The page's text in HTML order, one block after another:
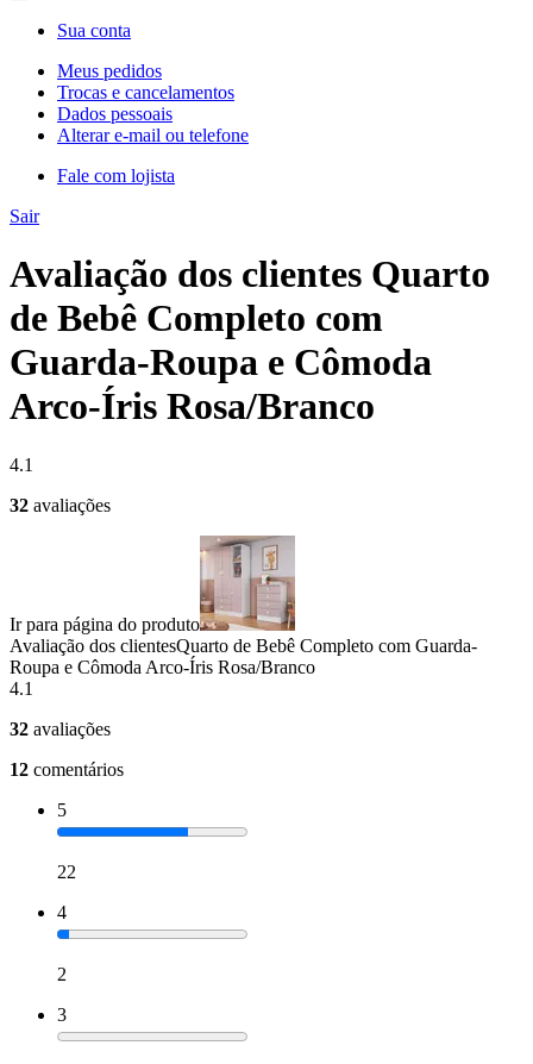
Sua conta
Meus pedidos
Trocas e cancelamentos
Dados pessoais
Alterar e-mail ou telefone
Fale com lojista
Sair
Avaliação dos clientes Quarto
de Bebê Completo com
Guarda-Roupa e Cômoda
Arco-Íris Rosa/Branco
4.1
32 avaliações
Ir para página do produto
Avaliação dos clientesQuarto de Bebê Completo com Guarda-
Roupa e Cômoda Arco-Íris Rosa/Branco
4.1
32 avaliações
12 comentários
5
22
4
2
3